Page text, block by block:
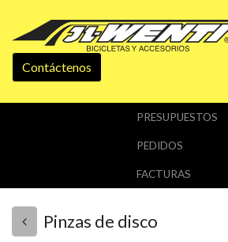
Contáctenos
PRESUPUESTOS
PEDIDOS
FACTURAS
Pinzas de disco